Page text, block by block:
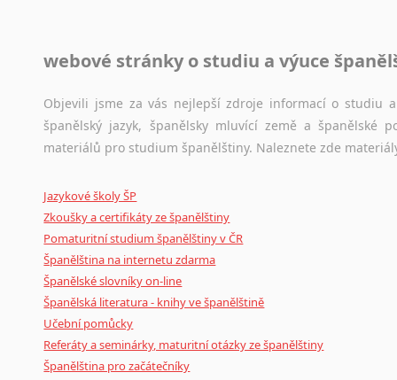
Esperanto
Estonština
Faerština
Fidžijština
Finština
Fulbština
Gaelština
Gruzínština
Hebrejština
Hindština
Chorvatština
Indonéština
Irština
Jazykový korpus je elektronický soubor autentických
původního zdroje textu.
Ostatní pomůcky pro překladatele
poradny a pravidla
webové stránky o studiu a výuce
Objevili jsme za vás nejlepší zdroje informací o studiu
španělský jazyk, španělsky mluvící země a španělské
materiálů pro studium španělštiny. Naleznete zde
Jazykové školy ŠP
Zkoušky a certifikáty ze španělštiny
Pomaturitní studium španělštiny v ČR
Španělština na internetu zdarma
Španělské slovníky on-line
Španělská literatura - knihy ve španělštině
Učební pomůcky
Referáty a seminárky, maturitní otázky ze španělštiny
Španělština pro začátečníky